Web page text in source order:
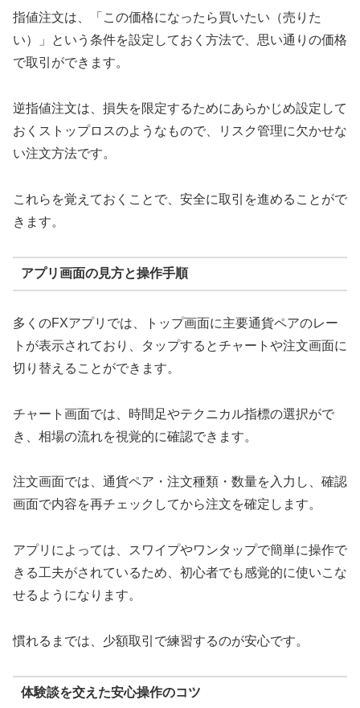
指値注文は、「この価格になったら買いたい（売りた
い）」という条件を設定しておく方法で、思い通りの価格
で取引ができます。
逆指値注文は、損失を限定するためにあらかじめ設定して
おくストップロスのようなもので、リスク管理に欠かせな
い注文方法です。
これらを覚えておくことで、安全に取引を進めることがで
きます。
アプリ画面の見方と操作手順
多くのFXアプリでは、トップ画面に主要通貨ペアのレー
トが表示されており、タップするとチャートや注文画面に
切り替えることができます。
チャート画面では、時間足やテクニカル指標の選択がで
き、相場の流れを視覚的に確認できます。
注文画面では、通貨ペア・注文種類・数量を入力し、確認
画面で内容を再チェックしてから注文を確定します。
アプリによっては、スワイプやワンタップで簡単に操作で
きる工夫がされているため、初心者でも感覚的に使いこな
せるようになります。
慣れるまでは、少額取引で練習するのが安心です。
体験談を交えた安心操作のコツ